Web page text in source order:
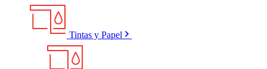
Tintas y Papel